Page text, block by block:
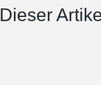
Dieser